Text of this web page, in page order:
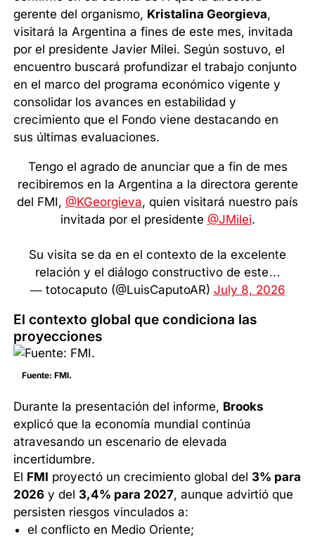
gerente del organismo, Kristalina Georgieva,
visitará la Argentina a fines de este mes, invitada
por el presidente Javier Milei. Según sostuvo, el
encuentro buscará profundizar el trabajo conjunto
en el marco del programa económico vigente y
consolidar los avances en estabilidad y
crecimiento que el Fondo viene destacando en
sus últimas evaluaciones.
Tengo el agrado de anunciar que a fin de mes
recibiremos en la Argentina a la directora gerente
del FMI, @KGeorgieva, quien visitará nuestro país
invitada por el presidente @JMilei.
Su visita se da en el contexto de la excelente
relación y el diálogo constructivo de este…
— totocaputo (@LuisCaputoAR) July 8, 2026
El contexto global que condiciona las
proyecciones
Fuente: FMI.
Durante la presentación del informe, Brooks
explicó que la economía mundial continúa
atravesando un escenario de elevada
incertidumbre.
El FMI proyectó un crecimiento global del 3% para
2026 y del 3,4% para 2027, aunque advirtió que
persisten riesgos vinculados a:
el conflicto en Medio Oriente;